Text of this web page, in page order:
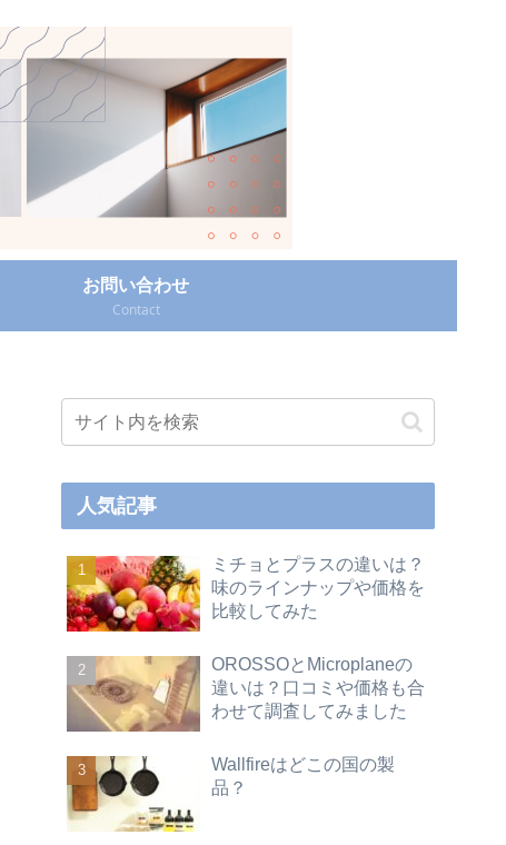
お問い合わせ
Contact‎
人気記事
ミチョとプラスの違いは？
味のラインナップや価格を
比較してみた
OROSSOとMicroplaneの
違いは？口コミや価格も合
わせて調査してみました
Wallfireはどこの国の製
品？